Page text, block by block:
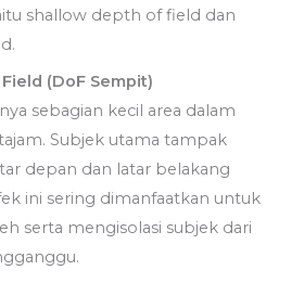
shallow depth of field dan
(DoF Sempit)
sebagian kecil area dalam
Subjek utama tampak
depan dan latar belakang
ini sering dimanfaatkan untuk
serta mengisolasi subjek dari